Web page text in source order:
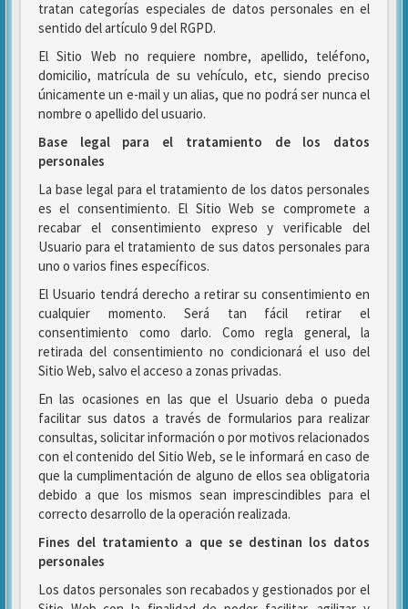
tratan categorías especiales de datos personales en el
sentido del artículo 9 del RGPD.
El Sitio Web no requiere nombre, apellido, teléfono,
domicilio, matrícula de su vehículo, etc, siendo preciso
únicamente un e-mail y un alias, que no podrá ser nunca el
nombre o apellido del usuario.
Base legal para el tratamiento de los datos
personales
La base legal para el tratamiento de los datos personales
es el consentimiento. El Sitio Web se compromete a
recabar el consentimiento expreso y verificable del
Usuario para el tratamiento de sus datos personales para
uno o varios fines específicos.
El Usuario tendrá derecho a retirar su consentimiento en
cualquier momento. Será tan fácil retirar el
consentimiento como darlo. Como regla general, la
retirada del consentimiento no condicionará el uso del
Sitio Web, salvo el acceso a zonas privadas.
En las ocasiones en las que el Usuario deba o pueda
facilitar sus datos a través de formularios para realizar
consultas, solicitar información o por motivos relacionados
con el contenido del Sitio Web, se le informará en caso de
que la cumplimentación de alguno de ellos sea obligatoria
debido a que los mismos sean imprescindibles para el
correcto desarrollo de la operación realizada.
Fines del tratamiento a que se destinan los datos
personales
Los datos personales son recabados y gestionados por el